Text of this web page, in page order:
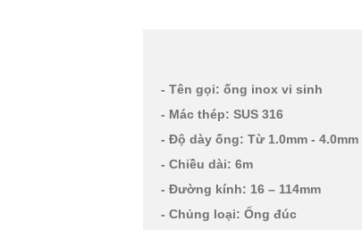
- Tên gọi: ống inox vi sinh
- Mác thép: SUS 316
- Độ dày ống: Từ 1.0mm - 4.0mm
- Chiều dài: 6m
- Đường kính: 16 – 114mm
- Chủng loại: Ống đúc